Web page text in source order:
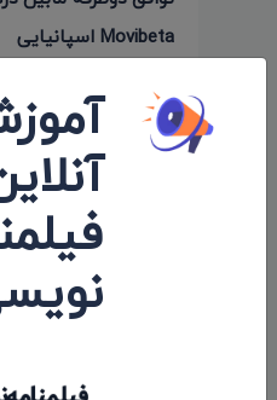
Movibeta اسپانیایی